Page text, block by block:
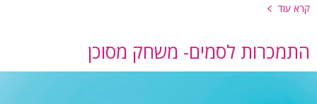
קרא עוד
התמכרות לסמים- משחק מסוכן